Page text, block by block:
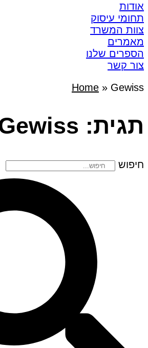
אודות
תחומי עיסוק
צוות המשרד
מאמרים
הספרים שלנו
צור קשר
Home » Gewiss
תגית: Gewiss
חיפוש